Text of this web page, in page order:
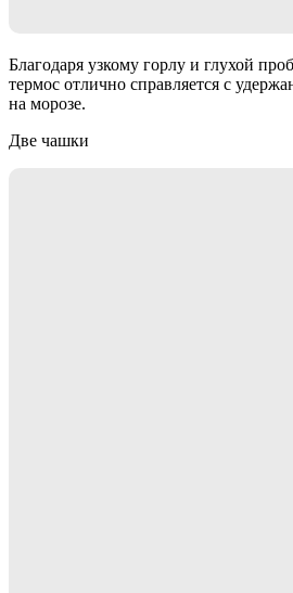
Благодаря узкому горлу и глухой
термос отлично справляется с
на морозе.
Две чашки